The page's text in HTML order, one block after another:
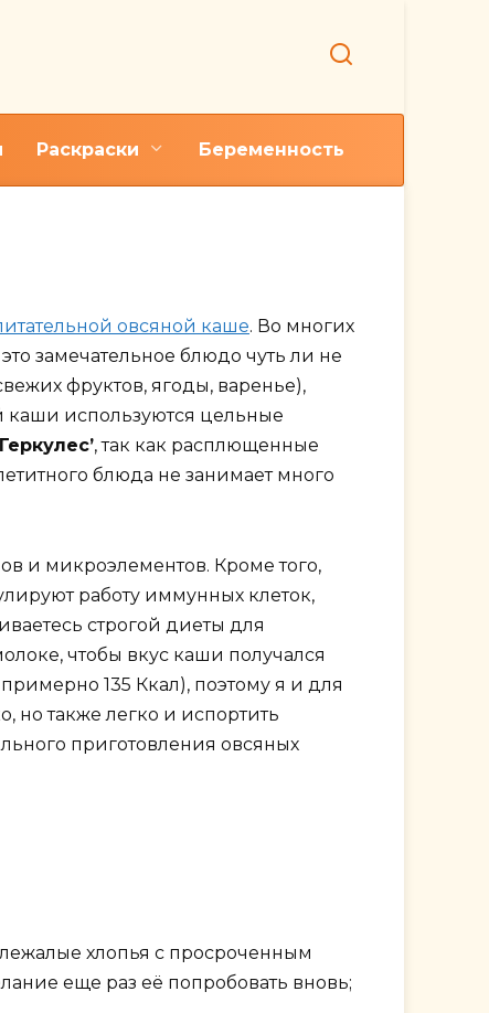
Раскраски Беременность
овсяной каше. Во многих
замечательное блюдо чуть ли не
фруктов, ягоды, варенье),
каши используются цельные
, так как расплющенные
блюда не занимает много
и микроэлементов. Кроме того,
работу иммунных клеток,
строгой диеты для
чтобы вкус каши получался
135 Ккал), поэтому я и для
но также легко и испортить
приготовления овсяных
хлопья с просроченным
еще раз её попробовать вновь;